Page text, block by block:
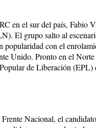
en el sur del país, Fabio
El grupo salto al
popularidad con el
Unido. Pronto en el
de Liberación
Nacional, el